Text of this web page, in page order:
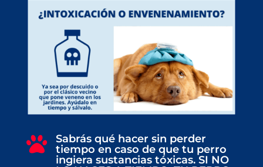

Sabrás qué hacer sin perder
tiempo en caso de que tu perro
ingiera sustancias tóxicas. SI NO